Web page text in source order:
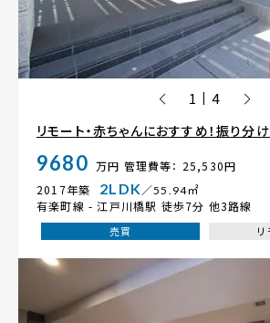
1 | 4
リモート・赤ちゃんにおすすめ！振り分
9680 万円 管理費等： 25,530円
2017年築
2LDK／55.94㎡
有楽町線 -江戸川橋駅 徒歩7分 他3路線
売買